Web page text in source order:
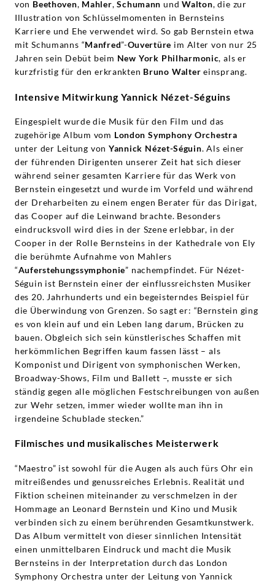
von Beethoven, Mahler,Schumann undWalton, die zur
Illustration von Schlüsselmomenten in Bernsteins
Karriere und Ehe verwendet wird. So gab Bernstein etwa
mit Schumanns “Manfred”-Ouvertüre im Alter von nur 25
Jahren sein Debüt beim New York Philharmonic, als er
kurzfristig für den erkrankten Bruno Waltereinsprang.
Intensive Mitwirkung Yannick Nézet-Séguins
Eingespielt wurde die Musik für den Film und das
zugehörige Album vom London Symphony Orchestra
unter der Leitung vonYannick Nézet-Séguin. Als einer
der führenden Dirigenten unserer Zeit hat sich dieser
während seiner gesamten Karriere für das Werk von
Bernstein eingesetzt und wurde im Vorfeld und während
der Dreharbeiten zu einem engen Berater für das Dirigat,
das Cooper auf die Leinwand brachte. Besonders
eindrucksvoll wird dies in der Szene erlebbar, in der
Cooper in der Rolle Bernsteins in der Kathedrale von Ely
die berühmte Aufnahme von Mahlers
“Auferstehungssymphonie” nachempfindet. Für Nézet-
Séguin ist Bernstein einer der einflussreichsten Musiker
des 20. Jahrhunderts und ein begeisterndes Beispiel für
die Überwindung von Grenzen. So sagt er: “Bernstein ging
es von klein auf und ein Leben lang darum, Brücken zu
bauen. Obgleich sich sein künstlerisches Schaffen mit
herkömmlichen Begriffen kaum fassen lässt – als
Komponist und Dirigent von symphonischen Werken,
Broadway-Shows, Film und Ballett –, musste er sich
ständig gegen alle möglichen Festschreibungen von außen
zur Wehr setzen, immer wieder wollte man ihn in
irgendeine Schublade stecken.”
Filmisches und musikalisches Meisterwerk
“Maestro” ist sowohl für die Augen als auch fürs Ohr ein
mitreißendes und genussreiches Erlebnis. Realität und
Fiktion scheinen miteinander zu verschmelzen in der
Hommage an Leonard Bernstein und Kino und Musik
verbinden sich zu einem berührenden Gesamtkunstwerk.
Das Album vermittelt von dieser sinnlichen Intensität
einen unmittelbaren Eindruck und macht die Musik
Bernsteins in der Interpretation durch das London
Symphony Orchestra unter der Leitung von Yannick